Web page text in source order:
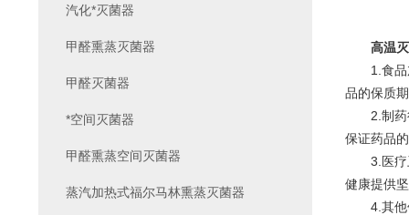
高温
1.食品加
品的保质
2.制药行
保证药品
3.医疗卫
健康提供
4.其他领
汽化*灭菌器
甲醛熏蒸灭菌器
甲醛灭菌器
*空间灭菌器
甲醛熏蒸空间灭菌器
蒸汽加热式福尔马林熏蒸灭菌器